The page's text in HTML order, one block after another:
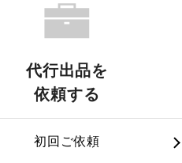
代行出品を
依頼する
初回ご依頼